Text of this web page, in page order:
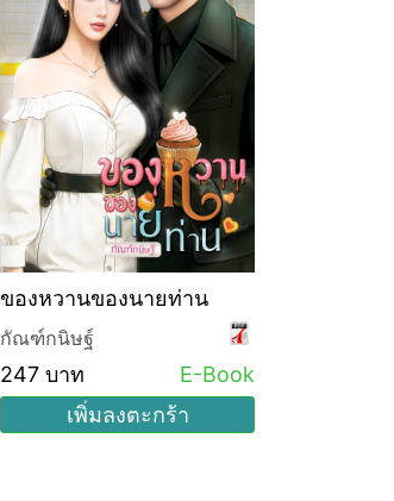
ของหวานของนายท่าน
กัณฑ์กนิษฐ์
247 บาท
E-Book
เพิ่มลงตะกร้า